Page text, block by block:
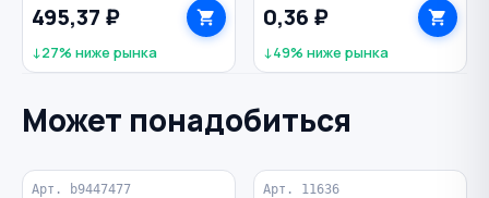
универсальная 5/8"
495,37 ₽
↓27% ниже рынка
0,36 ₽
↓49% ниже рынка
Может понадобиться
Арт. b9447477 Арт. 11636